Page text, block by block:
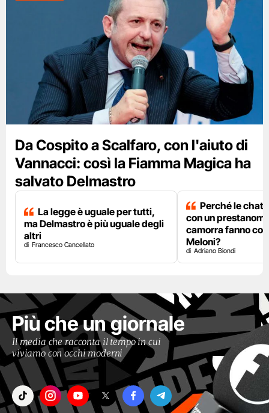
Da Cospito a Scalfaro, con l'aiuto di
Vannacci: così la Fiamma Magica ha
salvato Delmastro
La legge è uguale per tutti,
ma Delmastro è più uguale degli
altri
Francesco Cancellato
Perché le chat
con un
camorra fanno
Meloni?
Adriano Biondi
Più che un giornale
Il media che racconta il tempo in cui
viviamo con occhi moderni